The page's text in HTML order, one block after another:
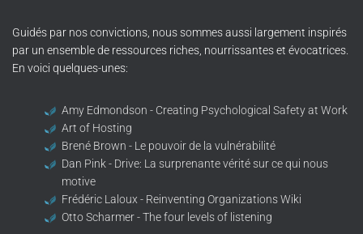
Guidés par nos convictions, nous sommes aussi largement inspirés
par un ensemble de ressources riches, nourrissantes et évocatrices.
En voici quelques-unes:
Amy Edmondson - Creating Psychological Safety at Work
Art of Hosting
Brené Brown - Le pouvoir de la vulnérabilité
Dan Pink - Drive: La surprenante vérité sur ce qui nous
motive
Frédéric Laloux - Reinventing Organizations Wiki
Otto Scharmer - The four levels of listening